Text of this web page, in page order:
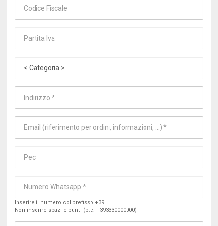
Inserire il numero col prefisso +39
Non inserire spazi e punti (p.e. +393330000000)